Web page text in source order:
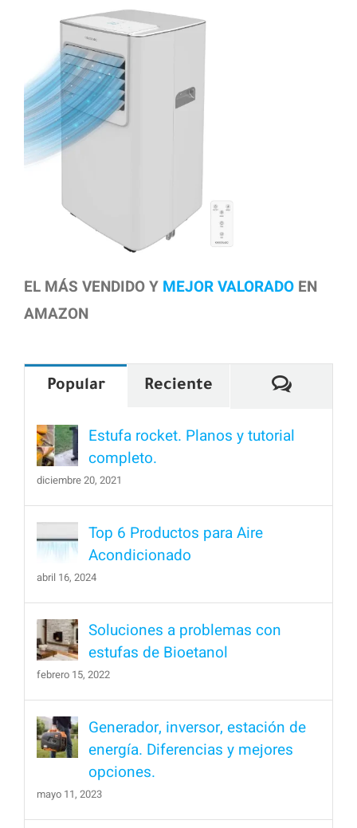
EL MÁS VENDIDO Y MEJOR VALORADO EN
AMAZON
Popular Reciente
Estufa rocket. Planos y tutorial
completo.
diciembre 20, 2021
Top 6 Productos para Aire
Acondicionado
abril 16, 2024
Soluciones a problemas con
estufas de Bioetanol
febrero 15, 2022
Generador, inversor, estación de
energía. Diferencias y mejores
opciones.
mayo 11, 2023